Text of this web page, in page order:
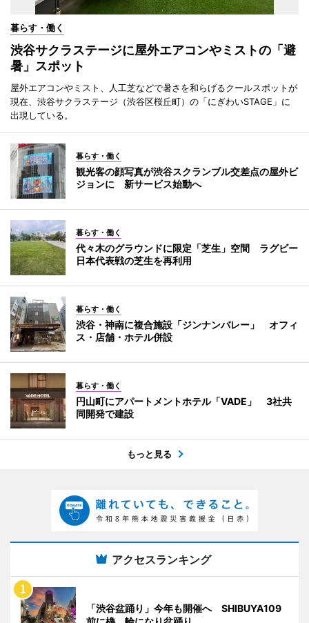
暮らす・働く
渋谷サクラステージに屋外エアコンやミストの「避
暑」スポット
屋外エアコンやミスト、人工芝などで暑さを和らげるクールスポットが
現在、渋谷サクラステージ（渋谷区桜丘町）の「にぎわいSTAGE」に
出現している。
暮らす・働く
観光客の顔写真が渋谷スクランブル交差点の屋外ビ
ジョンに 新サービス始動へ
暮らす・働く
代々木のグラウンドに限定「芝生」空間 ラグビー
日本代表戦の芝生を再利用
暮らす・働く
渋谷・神南に複合施設「ジンナンバレー」 オフィ
ス・店舗・ホテル併設
暮らす・働く
円山町にアパートメントホテル「VADE」 3社共
同開発で建設
もっと見る
アクセスランキング
「渋谷盆踊り」今年も開催へ SHIBUYA109